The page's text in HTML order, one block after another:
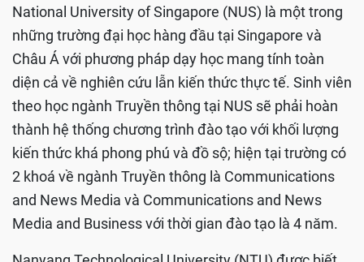
National University of Singapore (NUS) là một trong
những trường đại học hàng đầu tại Singapore và
Châu Á với phương pháp dạy học mang tính toàn
diện cả về nghiên cứu lẫn kiến thức thực tế. Sinh viên
theo học ngành Truyền thông tại NUS sẽ phải hoàn
thành hệ thống chương trình đào tạo với khối lượng
kiến thức khá phong phú và đồ sộ; hiện tại trường có
2 khoá về ngành Truyền thông là Communications
and News Media và Communications and News
Media and Business với thời gian đào tạo là 4 năm.